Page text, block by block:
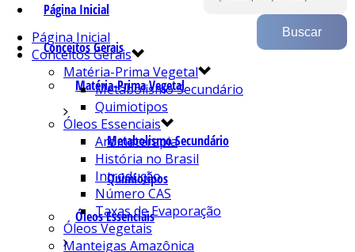
Página Inicial
Conceitos Gerais
Matéria-Prima Vegetal
Metabolismo Secundário
Quimiotipos
Óleos Essenciais
Página Inicial
Conceitos Gerais
Matéria-Prima Vegetal
Metabolismo Secundário
Quimiotipos
Óleos Essenciais
Aromaterapia
História no Brasil
Introdução
Número CAS
Taxas de Evaporação
Óleos Vegetais
Manteigas Amazônica